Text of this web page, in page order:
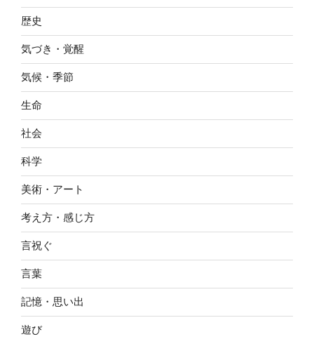
歴史
気づき・覚醒
気候・季節
生命
社会
科学
美術・アート
考え方・感じ方
言祝ぐ
言葉
記憶・思い出
遊び